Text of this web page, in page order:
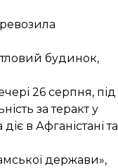
будинок,
26 серпня, під
за теракт у
в Афганістані та
держави»,